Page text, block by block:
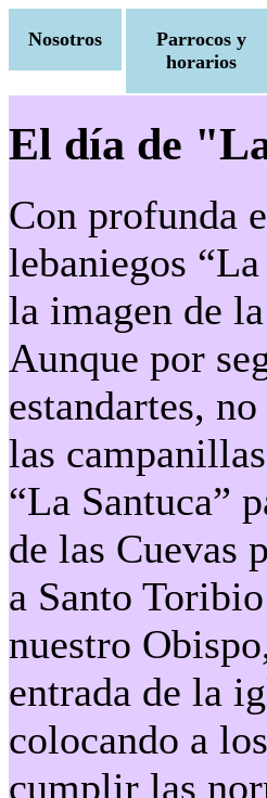
Nosotros
Parrocos y
horarios
El día de
Con profunda
lebaniegos
la imagen de
Aunque por
estandartes,
las
“La Santuca”
de las Cuevas
a Santo
nuestro
entrada de la
colocando a
cumplir las